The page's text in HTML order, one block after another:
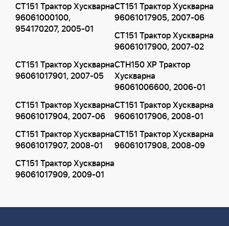
CT151 Трактор Хускварна
96061000100,
954170207, 2005-01
CT151 Трактор Хускварна
96061017905, 2007-06
CT151 Трактор Хускварна
96061017900, 2007-02
CT151 Трактор Хускварна
96061017901, 2007-05
CTH150 XP Трактор
Хускварна
96061006600, 2006-01
CT151 Трактор Хускварна
96061017904, 2007-06
CT151 Трактор Хускварна
96061017906, 2008-01
CT151 Трактор Хускварна
96061017907, 2008-01
CT151 Трактор Хускварна
96061017908, 2008-09
CT151 Трактор Хускварна
96061017909, 2009-01